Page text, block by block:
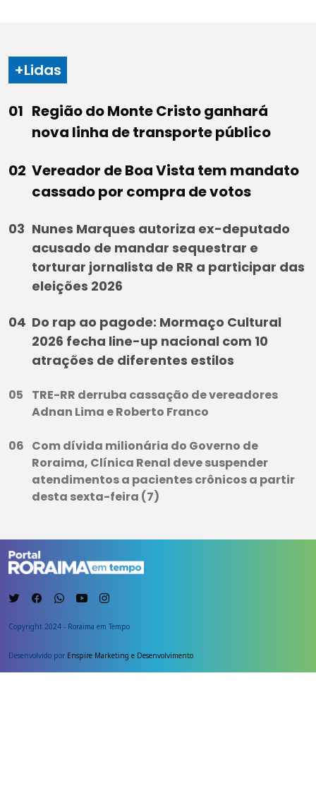
+Lidas
Região do Monte Cristo ganhará
nova linha de transporte público
Vereador de Boa Vista tem mandato
cassado por compra de votos
Nunes Marques autoriza ex-deputado
acusado de mandar sequestrar e
torturar jornalista de RR a participar das
eleições 2026
Do rap ao pagode: Mormaço Cultural
2026 fecha line-up nacional com 10
atrações de diferentes estilos
TRE-RR derruba cassação de vereadores
Adnan Lima e Roberto Franco
Com dívida milionária do Governo de
Roraima, Clínica Renal deve suspender
atendimentos a pacientes crônicos a partir
desta sexta-feira (7)
Copyright 2024 - Roraima em Tempo
Desenvolvido por Enspire Marketing e Desenvolvimento